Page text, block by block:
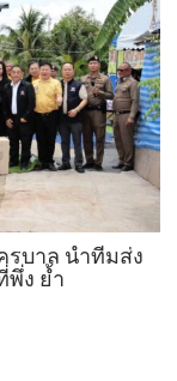
บาล นำทีมส่ง
พึ่ง ย้ำ